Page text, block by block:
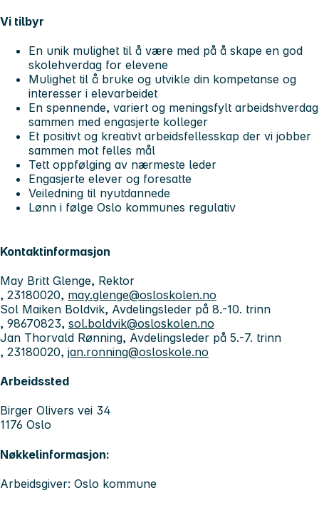
Vi tilbyr
En unik mulighet til å være med på å skape en god
skolehverdag for elevene
Mulighet til å bruke og utvikle din kompetanse og
interesser i elevarbeidet
En spennende, variert og meningsfylt arbeidshverdag
sammen med engasjerte kolleger
Et positivt og kreativt arbeidsfellesskap der vi jobber
sammen mot felles mål
Tett oppfølging av nærmeste leder
Engasjerte elever og foresatte
Veiledning til nyutdannede
Lønn i følge Oslo kommunes regulativ
Kontaktinformasjon
May Britt Glenge, Rektor
, 23180020, may.glenge@osloskolen.no
Sol Maiken Boldvik, Avdelingsleder på 8.-10. trinn
, 98670823, sol.boldvik@osloskolen.no
Jan Thorvald Rønning, Avdelingsleder på 5.-7. trinn
, 23180020, jan.ronning@osloskole.no
Arbeidssted
Birger Olivers vei 34
1176 Oslo
Nøkkelinformasjon:
Arbeidsgiver: Oslo kommune